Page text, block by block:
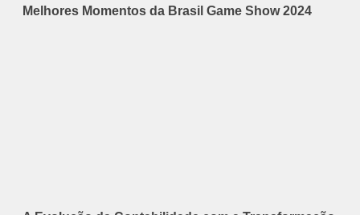
Melhores Momentos da Brasil Game Show 2024